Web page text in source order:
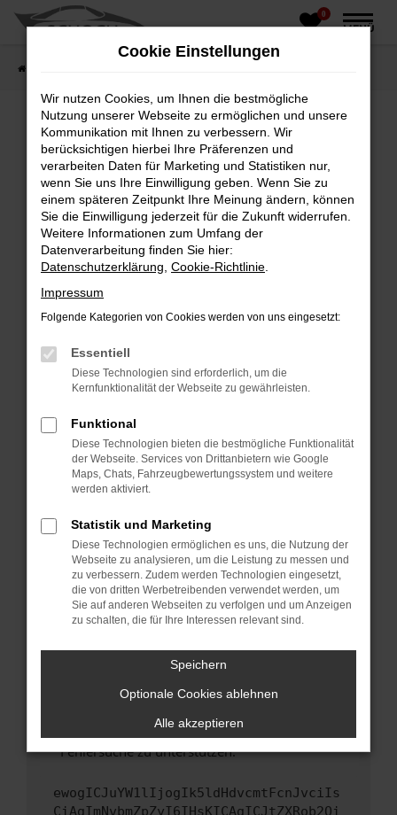
Zum
0
MENÜ
Fehler: Network Error
Beim Laden ist ein Fehler aufgetreten.
Hier sind ein paar Tipps, die dir helfen können:
Überprüfe deine Firewall und deine
Internetverbindung.
Laden andere Webseiten, zum Beispiel deine
Suchmaschine?
Prüfe deine Browsererweiterungen.
können das Laden bestimmter Seiten
verhindern. Funktioniert die Seite in einem
Fenster?
Starte dein Gerät neu.
Das kann manchmal helfen, vorübergehende
Probleme zu beheben.
Betriebssystem auf dem neuesten Stand
sind.
Veraltete Software birgt nicht nur ein
Sicherheitsrisiko, sondern kann auch dazu
führen, dass bestimmte Funktionen nicht mehr
unterstützt werden.
Wende dich an den Webseitenbetreiber.
Wenn du alle oben genannten Schritte versucht
hast, kontaktiere uns bitte. Wir werden
uns diesen Text schicken, um uns bei der
Fehlersuche zu unterstützen:
ewogICJuYW1lIjogIk5ldHdvcmtFcnJvciIs
CiAgImNvbmZpZyI6IHsKICAgICJtZXRob2Qi
Cookie Einstellungen
Wir nutzen Cookies, um Ihnen die bestmögliche
Nutzung unserer Webseite zu ermöglichen und unsere
Kommunikation mit Ihnen zu verbessern. Wir
berücksichtigen hierbei Ihre Präferenzen und
verarbeiten Daten für Marketing und Statistiken nur,
wenn Sie uns Ihre Einwilligung geben. Wenn Sie zu
einem späteren Zeitpunkt Ihre Meinung ändern, können
Sie die Einwilligung jederzeit für die Zukunft widerrufen.
Weitere Informationen zum Umfang der
Datenverarbeitung finden Sie hier:
Datenschutzerklärung Cookie-Richtlinie
Impressum
Folgende Kategorien von Cookies werden von uns eingesetzt:
Essentiell
Diese Technologien sind erforderlich, um die
Kernfunktionalität der Webseite zu gewährleisten.
Funktional
Diese Technologien bieten die bestmögliche Funktionalität
der Webseite. Services von Drittanbietern wie Google
Maps, Chats, Fahrzeugbewertungssystem und weitere
werden aktiviert.
Statistik und Marketing
Diese Technologien ermöglichen es uns, die Nutzung der
Webseite zu analysieren, um die Leistung zu messen und
zu verbessern. Zudem werden Technologien eingesetzt,
die von dritten Werbetreibenden verwendet werden, um
Sie auf anderen Webseiten zu verfolgen und um Anzeigen
zu schalten, die für Ihre Interessen relevant sind.
Speichern
Optionale Cookies ablehnen
Alle akzeptieren